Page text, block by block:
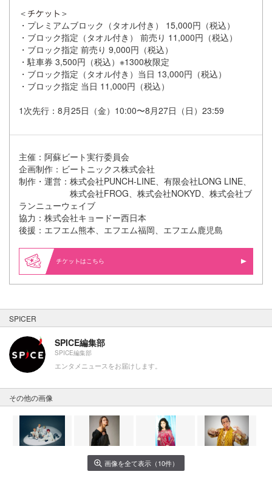
＜
＞
・プレミアムブロック（タオル付き） 15,000円（税込）
・ブロック指定（タオル付き） 前売り 11,000円（税込）
・ブロック指定 前売り 9,000円（税込）
・駐車券 3,500円（税込）※1300枚限定
・ブロック指定（タオル付き）当日 13,000円（税込）
・ブロック指定 当日 11,000円（税込）
1次先行：8月25日（金）10:00〜8月27日（日）23:59
主催：阿蘇ビート実行委員会
企画制作：ビートニックス株式会社
制作・運営：株式会社PUNCH-LINE、有限会社LONG LINE、
株式会社FROG、株式会社NOKYD、株式会社ブ
ランニューウェイブ
協力：株式会社キョードー西日本
後援：エフエム熊本、エフエム福岡、エフエム鹿児島
はこちら
SPICER
SPICE編集部
SPICE編集部
エンタメニュースをお届けします。
その他の画像
画像を全て表示（10件）